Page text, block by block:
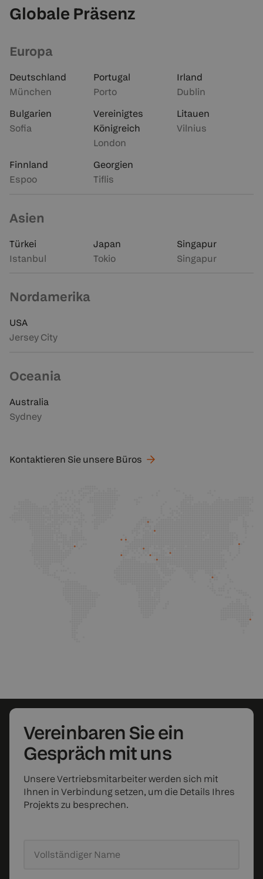
Globale Präsenz
Europa
Deutschland
München
Portugal
Porto
Irland
Dublin
Bulgarien
Sofia
Vereinigtes
Königreich
London
Litauen
Vilnius
Finnland
Espoo
Georgien
Tiflis
Asien
Türkei
Istanbul
Japan
Tokio
Singapur
Singapur
Nordamerika
USA
Jersey City
Oceania
Australia
Sydney
Kontaktieren Sie unsere Büros
Vereinbaren Sieein
Gespräch mit uns
Unsere Vertriebsmitarbeiter werden sich mit
Ihnen in Verbindung setzen, um die Details Ihres
Projekts zu besprechen.
Vollständiger Name